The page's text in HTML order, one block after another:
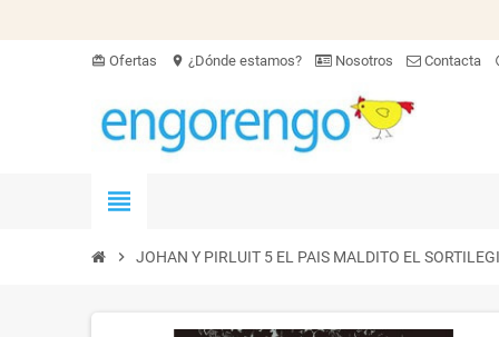
card_giftcard Ofertas location_on ¿Dónde estamos? Nosotros Contacta
view_headline
chevron_right JOHAN Y PIRLUIT 5 EL PAIS MALDITO EL